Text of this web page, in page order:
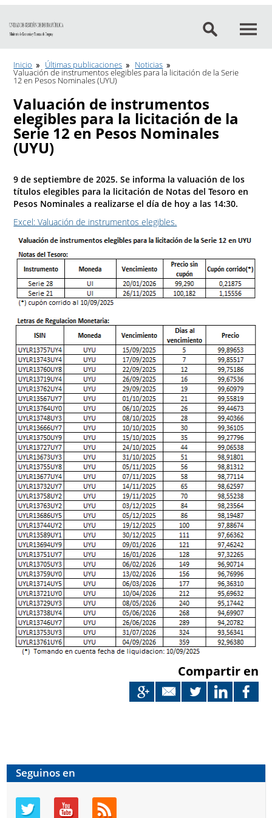
Ir al contenido
Inicio Últimas publicaciones Noticias
Valuación de instrumentos elegibles para la licitación de la Serie
12 en Pesos Nominales (UYU)
Valuación de instrumentos
elegibles para la licitación de la
Serie 12 en Pesos Nominales
(UYU)
9 de septiembre de 2025. Se informa la valuación de los
títulos elegibles para la licitación de Notas del Tesoro en
Pesos Nominales a realizarse el día de hoy a las 14:30.
Excel: Valuación de instrumentos elegibles.
Compartir en
Seguinos en